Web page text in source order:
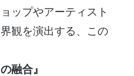
ップやアーティスト
観を演出する、この
融合』